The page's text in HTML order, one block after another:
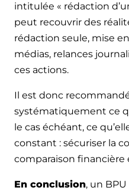
intitulée « rédaction
peut recouvrir des
rédaction seule, mise
médias, relances
ces actions.
Il est donc
systématiquement ce
le cas échéant, ce
constant : sécuriser la
comparaison financière
En conclusion, un